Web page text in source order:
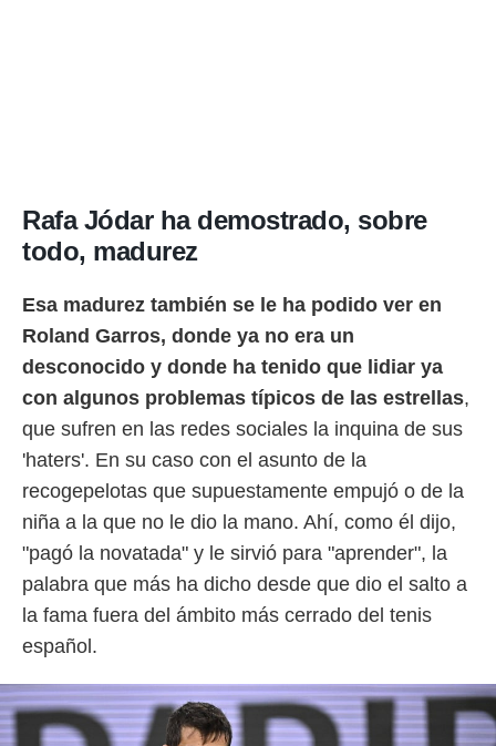
de
un
o acceder
utilizar
crear un
uso de
contenido
medir el
la
Rafa Jódar ha demostrado, sobre
todo, madurez
Esa madurez también se le ha podido ver en
Roland Garros, donde ya no era un
desconocido y donde ha tenido que lidiar ya
con algunos problemas típicos de las estrellas,
que sufren en las redes sociales la inquina de sus
'haters'. En su caso con el asunto de la
recogepelotas que supuestamente empujó o de la
niña a la que no le dio la mano. Ahí, como él dijo,
"pagó la novatada" y le sirvió para "aprender", la
palabra que más ha dicho desde que dio el salto a
la fama fuera del ámbito más cerrado del tenis
español.